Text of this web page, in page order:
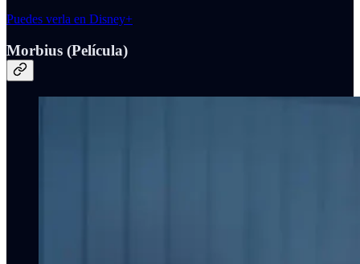
Puedes verla en Disney+
Morbius (Película)